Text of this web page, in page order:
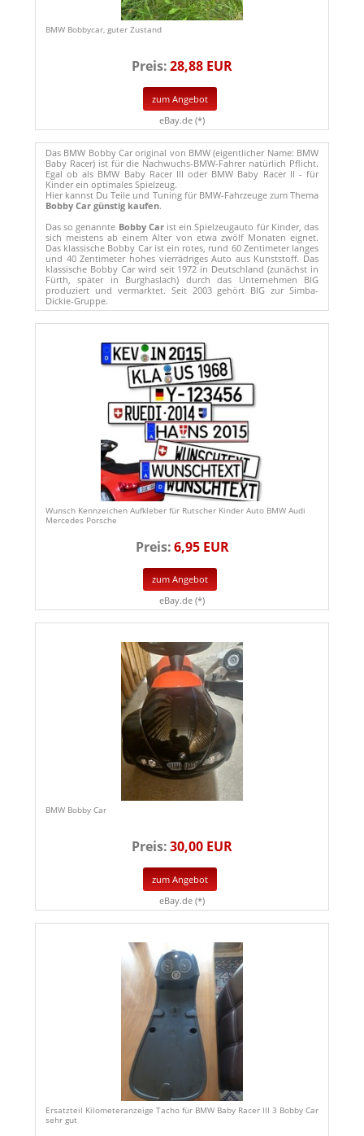
BMW Bobbycar, guter Zustand
Preis:28,88 EUR
zum Angebot
eBay.de (*)
Das BMW Bobby Car original von BMW (eigentlicher Name: BMW
Baby Racer) ist für die Nachwuchs-BMW-Fahrer natürlich Pflicht.
Egal ob als BMW Baby Racer III oder BMW Baby Racer II - für
Kinder ein optimales Spielzeug.
Hier kannst Du Teile und Tuning für BMW-Fahrzeuge zum Thema
Bobby Car günstig kaufen.
Das so genannte Bobby Carist ein Spielzeugauto für Kinder, das
sich meistens ab einem Alter von etwa zwölf Monaten eignet.
Das klassische Bobby Car ist ein rotes, rund 60 Zentimeter langes
und 40 Zentimeter hohes vierrädriges Auto aus Kunststoff. Das
klassische Bobby Car wird seit 1972 in Deutschland (zunächst in
Fürth, später in Burghaslach) durch das Unternehmen BIG
produziert und vermarktet. Seit 2003 gehört BIG zur Simba-
Dickie-Gruppe.
Wunsch Kennzeichen Aufkleber für Rutscher Kinder Auto BMW Audi
Mercedes Porsche
Preis:6,95 EUR
zum Angebot
eBay.de (*)
BMW Bobby Car
Preis:30,00 EUR
zum Angebot
eBay.de (*)
Ersatzteil Kilometeranzeige Tacho für BMW Baby Racer III 3 Bobby Car
sehr gut